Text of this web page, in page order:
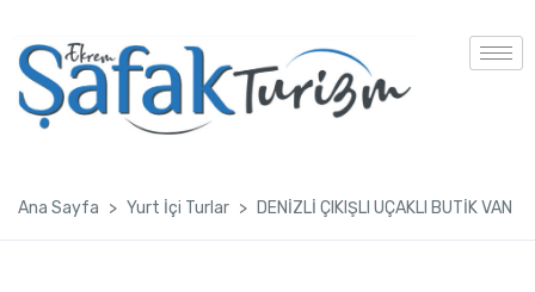
Ana Sayfa Yurt İçi Turlar DENİZLİ ÇIKIŞLI UÇAKLI BUTİK VAN